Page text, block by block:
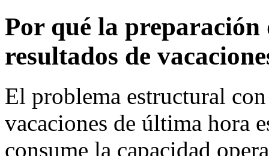
Por qué la preparación
resultados de
El problema estructural
vacaciones de última hora
consume la capacidad